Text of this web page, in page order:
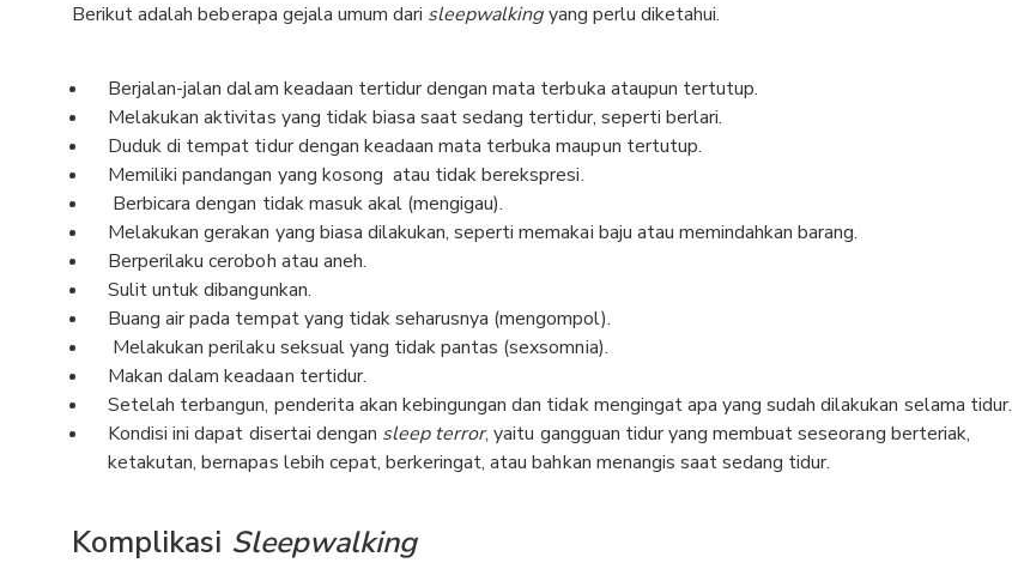
Berikut adalah beberapa gejala umum dari sleepwalkingyang perlu diketahui.
Berjalan-jalan dalam keadaan tertidur dengan mata terbuka ataupun tertutup.
Melakukan aktivitas yang tidak biasa saat sedang tertidur, seperti berlari.
Duduk di tempat tidur dengan keadaan mata terbuka maupun tertutup.
Memiliki pandangan yang kosong atau tidak berekspresi.
Berbicara dengan tidak masuk akal (mengigau).
Melakukan gerakan yang biasa dilakukan, seperti memakai baju atau memindahkan barang.
Berperilaku ceroboh atau aneh.
Sulit untuk dibangunkan.
Buang air pada tempat yang tidak seharusnya (mengompol).
Melakukan perilaku seksual yang tidak pantas (sexsomnia).
Makan dalam keadaan tertidur.
Setelah terbangun, penderita akan kebingungan dan tidak mengingat apa yang sudah dilakukan selama tidur.
Kondisi ini dapat disertai dengan sleep terror, yaitu gangguan tidur yang membuat seseorang berteriak,
ketakutan, bernapas lebih cepat, berkeringat, atau bahkan menangis saat sedang tidur.
Komplikasi Sleepwalking